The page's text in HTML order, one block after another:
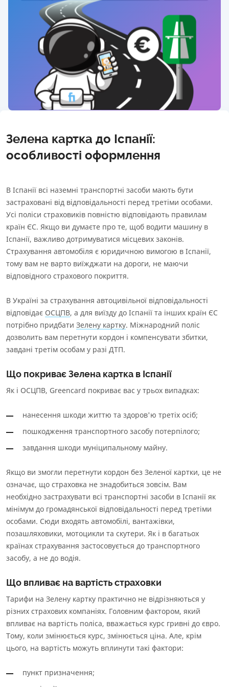
Загальні умови страхового продукту
Інформація про агента
Інформація про СК
Інформаційний документ про стандартний страховий
Інформація про страховий продукт
Способи оплати
НБУ на здійснення діяльності зі страхування
від 25.04.2024
70 214
Кількість сплачених страхових випадків
%
Загальні умови страхового продукту
Інформація про агента
Інформація про СК
Інформаційний документ про стандартний страховий
продукт
Інформація про страховий продукт
Зелена картка до Іспанії:
особливості оформлення
В Іспанії всі наземні транспортні засоби мають бути
застраховані від відповідальності перед третіми особами.
Усі поліси страховиків повністю відповідають правилам
країн ЄС. Якщо ви думаєте про те, щоб водити машину в
Іспанії, важливо дотримуватися місцевих законів.
Страхування автомобіля є юридичною вимогою в Іспанії,
тому вам не варто виїжджати на дороги, не маючи
відповідного страхового покриття.
В Україні за страхування автоцивільної відповідальності
відповідає ОСЦПВ, а для виїзду до Іспанії та інших країн ЄС
потрібно придбати Зелену картку. Міжнародний поліс
дозволить вам перетнути кордон і компенсувати збитки,
завдані третім особам у разі ДТП.
Що покриває Зелена картка в Іспанії
Як і ОСЦПВ, Greencard покриває вас у трьох випадках:
нанесення шкоди життю та здоров'ю третіх осіб;
пошкодження транспортного засобу потерпілого;
завдання шкоди муніципальному майну.
Якщо ви змогли перетнути кордон без Зеленої картки, це не
означає, що страховка не знадобиться зовсім. Вам
необхідно застрахувати всі транспортні засоби в Іспанії як
мінімум до громадянської відповідальності перед третіми
особами. Сюди входять автомобілі, вантажівки,
позашляховики, мотоцикли та скутери. Як і в багатьох
країнах страхування застосовується до транспортного
засобу, а не до водія.
Що впливає на вартість страховки
Тарифи на Зелену картку практично не відрізняються у
різних страхових компаніях. Головним фактором, який
впливає на вартість поліса, вважається курс гривні до євро.
Тому, коли змінюється курс, змінюється ціна. Але, крім
цього, на вартість можуть вплинути такі фактори:
пункт призначення;